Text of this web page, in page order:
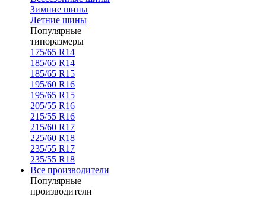
Зимние шины
Летние шины
Популярные
типоразмеры
175/65 R14
185/65 R14
185/65 R15
195/60 R16
195/65 R15
205/55 R16
215/55 R16
215/60 R17
225/60 R18
235/55 R17
235/55 R18
Все производители
Популярные
производители